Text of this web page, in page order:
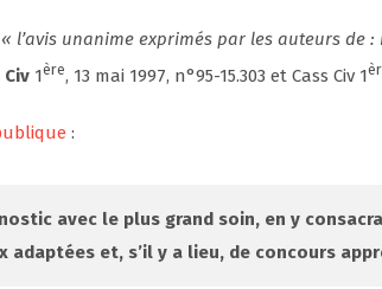
« l’avis unanime exprimés par les auteurs de
Civ 1ère, 13 mai 1997, n°95-15.303 et Cass Civ 1
:
avec le plus grand soin, en y
et, s’il y a lieu, de concours